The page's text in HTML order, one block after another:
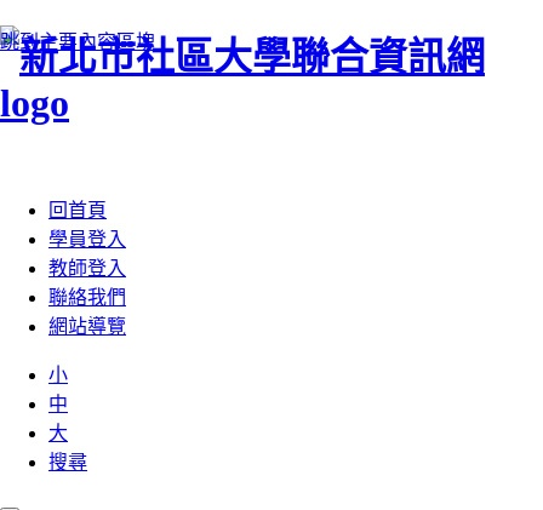
跳到主要內容區塊
回首頁
學員登入
教師登入
聯絡我們
網站導覽
小
中
大
搜尋